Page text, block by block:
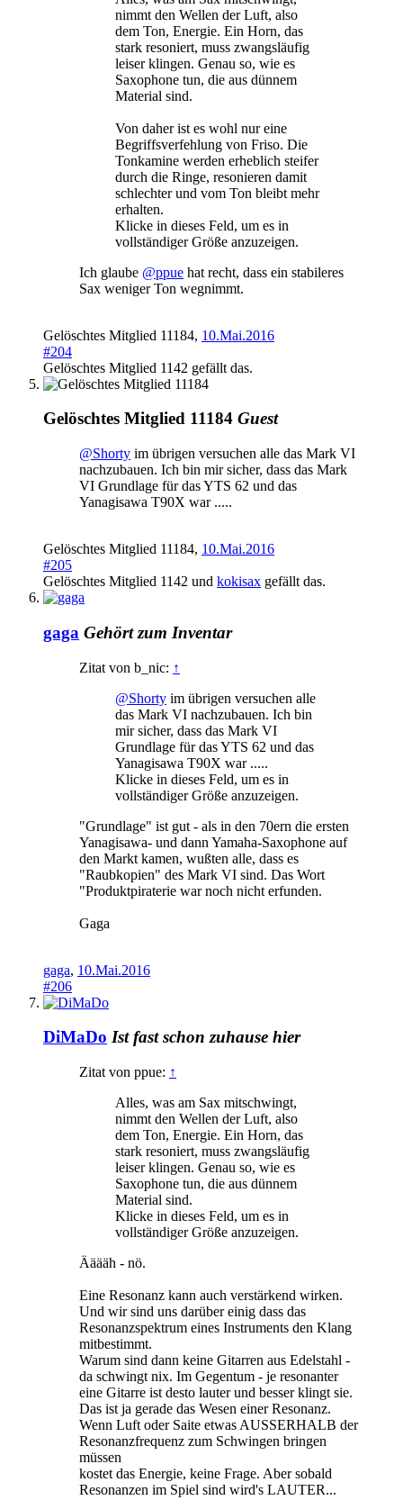
nimmt den Wellen der Luft, also
dem Ton, Energie. Ein Horn, das
stark resoniert, muss zwangsläufig
leiser klingen. Genau so, wie es
Saxophone tun, die aus dünnem
Material sind.
Von daher ist es wohl nur eine
Begriffsverfehlung von Friso. Die
Tonkamine werden erheblich steifer
durch die Ringe, resonieren damit
schlechter und vom Ton bleibt mehr
erhalten.
Klicke in dieses Feld, um es in
vollständiger Größe anzuzeigen.
Ich glaube @ppue hat recht, dass ein stabileres
Sax weniger Ton wegnimmt.
Gelöschtes Mitglied 11184, 10.Mai.2016
#204
Gelöschtes Mitglied 1142 gefällt das.
Gelöschtes Mitglied 11184 Guest
@Shorty im übrigen versuchen alle das Mark VI
nachzubauen. Ich bin mir sicher, dass das Mark
VI Grundlage für das YTS 62 und das
Yanagisawa T90X war .....
Gelöschtes Mitglied 11184, 10.Mai.2016
#205
Gelöschtes Mitglied 1142 und kokisax gefällt das.
gaga Gehört zum Inventar
Zitat von b_nic: ↑
@Shorty im übrigen versuchen alle
das Mark VI nachzubauen. Ich bin
mir sicher, dass das Mark VI
Grundlage für das YTS 62 und das
Yanagisawa T90X war .....
Klicke in dieses Feld, um es in
vollständiger Größe anzuzeigen.
"Grundlage" ist gut - als in den 70ern die ersten
Yanagisawa- und dann Yamaha-Saxophone auf
den Markt kamen, wußten alle, dass es
"Raubkopien" des Mark VI sind. Das Wort
"Produktpiraterie war noch nicht erfunden.
Gaga
gaga, 10.Mai.2016
#206
DiMaDo Ist fast schon zuhause hier
Zitat von ppue: ↑
Alles, was am Sax mitschwingt,
nimmt den Wellen der Luft, also
dem Ton, Energie. Ein Horn, das
stark resoniert, muss zwangsläufig
leiser klingen. Genau so, wie es
Saxophone tun, die aus dünnem
Material sind.
Klicke in dieses Feld, um es in
vollständiger Größe anzuzeigen.
Ääääh - nö.
Eine Resonanz kann auch verstärkend wirken.
Und wir sind uns darüber einig dass das
Resonanzspektrum eines Instruments den Klang
mitbestimmt.
Warum sind dann keine Gitarren aus Edelstahl -
da schwingt nix. Im Gegentum - je resonanter
eine Gitarre ist desto lauter und besser klingt sie.
Das ist ja gerade das Wesen einer Resonanz.
Wenn Luft oder Saite etwas AUSSERHALB der
Resonanzfrequenz zum Schwingen bringen
müssen
kostet das Energie, keine Frage. Aber sobald
Resonanzen im Spiel sind wird's LAUTER...